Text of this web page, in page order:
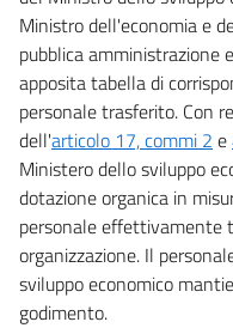
Ministro dell'economia e
pubblica amministrazione
apposita tabella di
personale trasferito. Con
dell'articolo 17, commi 2 e
Ministero dello sviluppo
dotazione organica in
personale effettivamente
organizzazione. Il
sviluppo economico
godimento.